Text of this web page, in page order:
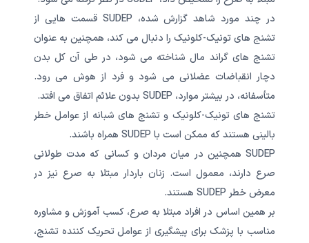
در چند مورد شاهد گزارش شده، SUDEP قسمت هایی از
تشنج های تونیک-کلونیک را دنبال می کند، همچنین به عنوان
تشنج های گراند مال شناخته می شود، در طی آن کل بدن
دچار انقباضات عضلانی می شود و فرد از هوش می رود.
متأسفانه، در بیشتر موارد، SUDEP بدون علائم اتفاق می افتد.
تشنج های تونیک-کلونیک و تشنج های شبانه از عوامل خطر
بالینی هستند که ممکن است با SUDEP همراه باشند.
SUDEP همچنین در میان مردان و کسانی که مدت طولانی
صرع دارند، معمول است. زنان باردار مبتلا به صرع نیز در
معرض خطر SUDEP هستند.
بر همین اساس در افراد مبتلا به صرع، کسب آموزش و مشاوره
مناسب با پزشک برای پیشگیری از عوامل تحریک کننده تشنج،